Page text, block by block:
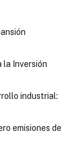
la Inversión
industrial:
emisiones de